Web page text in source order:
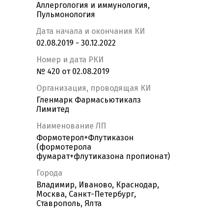
Аллергология и иммунология,
Пульмонология
Дата начала и окончания КИ
02.08.2019 - 30.12.2022
Номер и дата РКИ
№ 420 от 02.08.2019
Организация, проводящая КИ
Гленмарк Фармасьютикалз
Лимитед
Наименование ЛП
Формотерол+Флутиказон
(формотерола
фумарат+флутиказона пропионат)
Города
Владимир, Иваново, Краснодар,
Москва, Санкт-Петербург,
Ставрополь, Ялта